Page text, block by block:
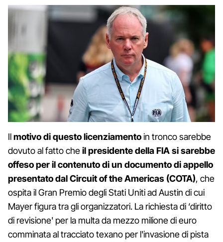
Ilmotivo di questo licenziamentoin tronco sarebbe
dovuto al fatto cheil presidente della FIA si sarebbe
offeso per il contenuto di un documento di appello
presentato dal Circuit of the Americas (COTA), che
ospita il Gran Premio degli Stati Uniti ad Austin di cui
Mayer figura tra gli organizzatori. La richiesta di ‘diritto
di revisione' per la multa da mezzo milione di euro
comminata al tracciato texano per l'invasione di pista